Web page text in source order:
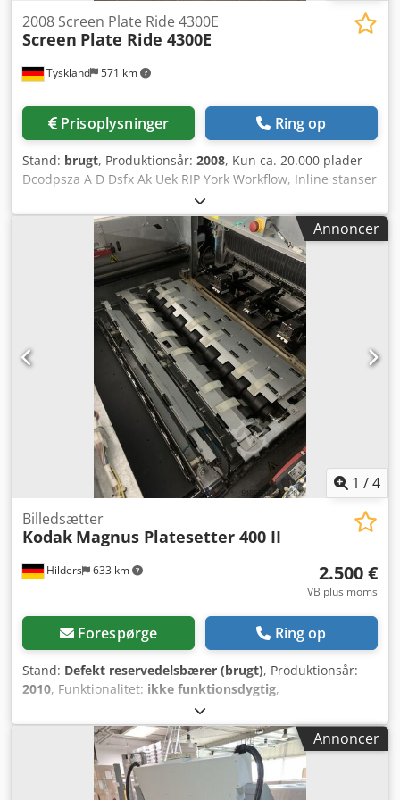
Tyskland 571 km
2008 Screen Plate Ride 4300E
Screen Plate Ride 4300E
Prisoplysninger Ring op
Stand: brugt, Produktionsår: 2008, Kun ca. 20.000 plader
Dcodpsza A D Dsfx Ak Uek RIP York Workflow, Inline stanser
425 Azura C95 fremkalder Tilgængelig: kort varsel
Annoncer
1 /4
Hilders 633 km
Billedsætter
Kodak Magnus Platesetter 400 II
2.500 €
VB plus moms
Forespørge Ring op
Stand: Defekt reservedelsbærer (brugt), Produktionsår:
2010, Funktionalitet: ikke funktionsdygtig,
M4I2614
mm, samlet bredde:1.850 mm, total højde:1.350 mm,
samlet vægt:1.700 kg, indgangsspænding:220 V,
pladebredde:762 mm, pladelængde: 685 mm
, tomvægt:
, antal skuffer:
, Kodak / Creo CTP-Quantum-
Annoncer